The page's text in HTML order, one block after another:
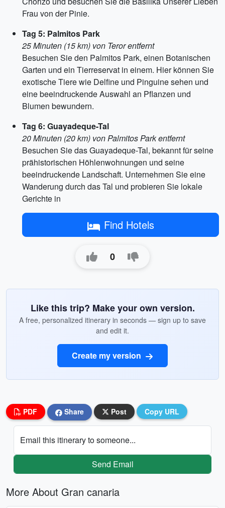
Frau von der Pinie.
Tag 5: Palmitos Park
25 Minuten (15 km) von Teror entfernt
Besuchen Sie den Palmitos Park, einen Botanischen
Garten und ein Tierreservat in einem. Hier können Sie
exotische Tiere wie Delfine und Pinguine sehen und
eine beeindruckende Auswahl an Pflanzen und
Blumen bewundern.
Tag 6: Guayadeque-Tal
20 Minuten (20 km) von Palmitos Park entfernt
Besuchen Sie das Guayadeque-Tal, bekannt für seine
prähistorischen Höhlenwohnungen und seine
beeindruckende Landschaft. Unternehmen Sie eine
Wanderung durch das Tal und probieren Sie lokale
Gerichte in
Find Hotels
0
Like this trip? Make your own version.
A free, personalized itinerary in seconds — sign up to save
and edit it.
Create my version
PDF Share Post Copy URL
Email this itinerary to someone...
Send Email
More About Gran canaria